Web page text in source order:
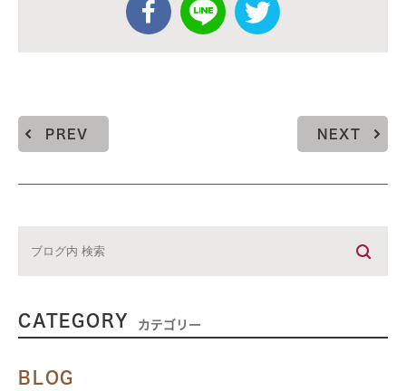
PREV NEXT
CATEGORY カテゴリー
BLOG